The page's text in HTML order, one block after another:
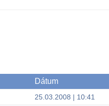
Dátum
25.03.2008 | 10:41